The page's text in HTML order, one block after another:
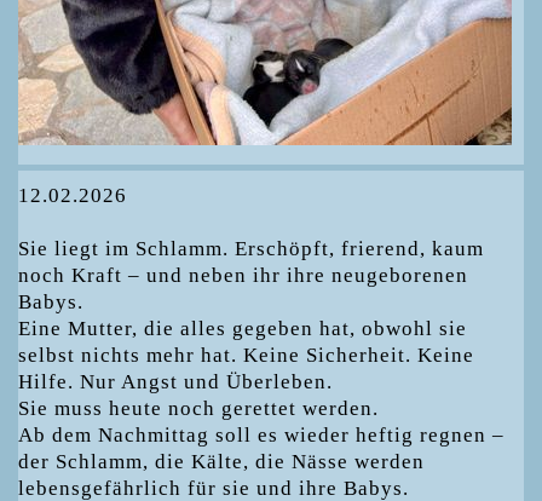
12.02.2026
Sie liegt im Schlamm. Erschöpft, frierend, kaum
noch Kraft – und neben ihr ihre neugeborenen
Babys.
Eine Mutter, die alles gegeben hat, obwohl sie
selbst nichts mehr hat. Keine Sicherheit. Keine
Hilfe. Nur Angst und Überleben.
Sie muss heute noch gerettet werden.
Ab dem Nachmittag soll es wieder heftig regnen –
der Schlamm, die Kälte, die Nässe werden
lebensgefährlich für sie und ihre Babys.